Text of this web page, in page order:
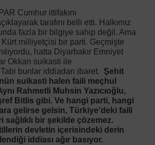
Cumhur ittifakını
tarafını belli etti. Halkımız
fazla bir bilgiye sahip değil. Ama
Kürt milliyetçisi bir parti. Geçmişte
hatta Diyarbakır Emniyet
Okkan suikasti ile
bunlar iddiadan ibaret. Şehit
suikasti halen faili meçhul
Rahmetli Muhsin Yazıcıoğlu,
Bitlis gibi. Ve hangi parti, hangi
gelirse gelsin, Türkiye’deki faili
sağlıklı bir şekilde çözemez.
devletin içerisindeki derin
iddiası ağır basıyor.